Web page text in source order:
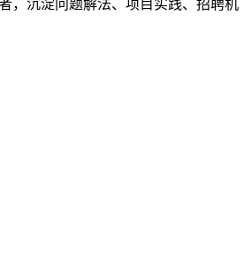
，沉淀问题解法、项目实践、招聘机